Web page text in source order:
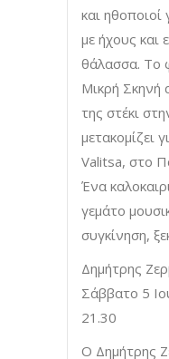
και ηθοποιοί
με ήχους και
θάλασσα. Το
Μικρή Σκηνή
της στέκι
μετακομίζει
Valitsa, στο
Ένα
γεμάτο
συγκίνηση,
Δημήτρης
Σάββατο 5
21.30
Ο Δημήτρης